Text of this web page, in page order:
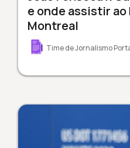
e onde assistir
Montreal
Time de Jornalismo